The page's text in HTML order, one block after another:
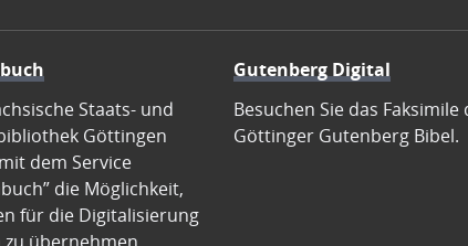
Staats- und
Göttingen
dem Service
die Möglichkeit,
für die Digitalisierung
Gutenberg Digital
Besuchen Sie das Faksimile
Göttinger Gutenberg Bibel.